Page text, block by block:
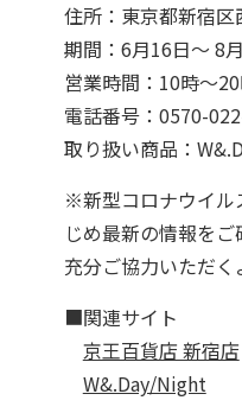
住所：東京都新宿
期間：6月16日～ 8
営業時間：10時～
電話番号：0570-
取り扱い商品：
※新型コロナウイル
じめ最新の情報を
充分ご協力いただく
■関連サイト
京王百貨店 新宿店
W&.Day/Night